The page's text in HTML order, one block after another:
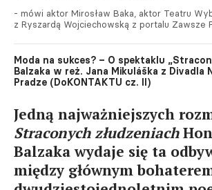
- mówi aktor Mirosław Baka, aktor Teatru
z Ryszardą Wojciechowską z portalu Zawsze
Moda na sukces? – O spektaklu
Balzaka w reż. Jana Mikuláška z Divadla
Pradze (DoKONTAKTU cz. II)
Jedną najważniejszych
Straconych złudzeniach
Balzaka wydaje się ta
między głównym